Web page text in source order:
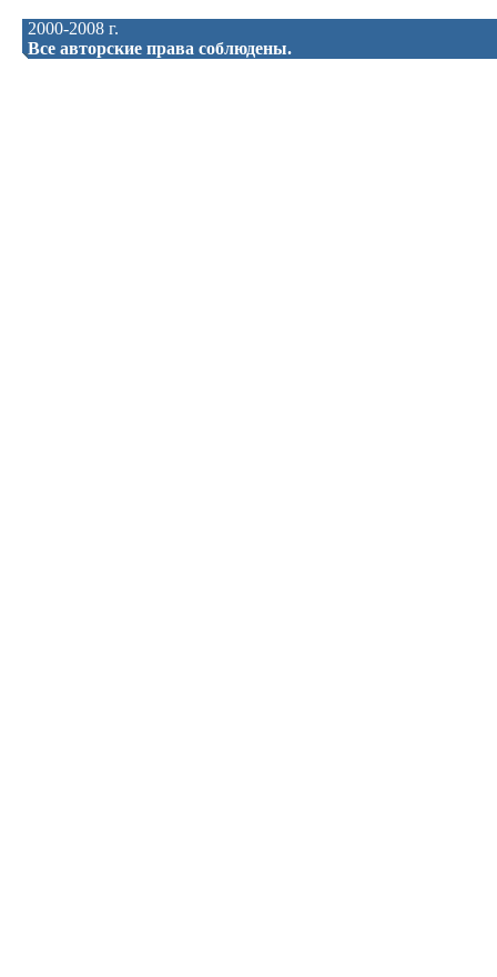
2000-2008 г.
Все авторские права соблюдены.